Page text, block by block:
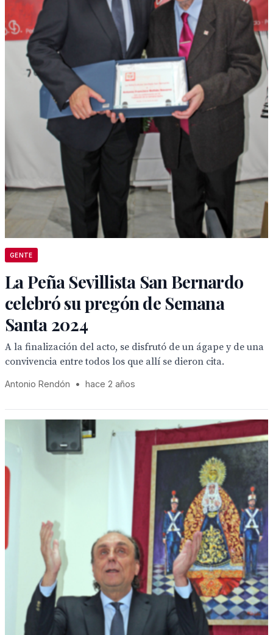
GENTE
La Peña Sevillista San Bernardo
celebró su pregón de Semana
Santa 2024
A la finalización del acto, se disfrutó de un ágape y de una
convivencia entre todos los que allí se dieron cita.
Antonio Rendón • hace 2 años